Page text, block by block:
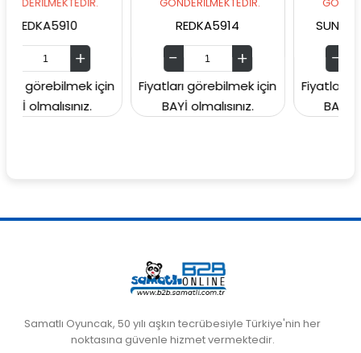
için
GÖNDERİLMEKTEDİR.
REDKA5914
Fiyatları görebilmek için
BAYİ olmalısınız.
Fiyatları
BAYİ olmalısınız.
Samatlı Oyuncak, 50 yılı aşkın tecrübesiyle Türkiye'nin her
noktasına güvenle hizmet vermektedir.